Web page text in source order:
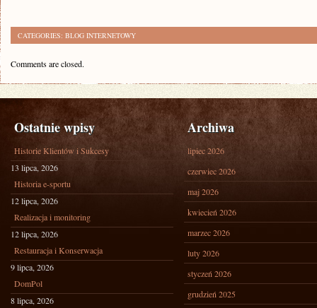
CATEGORIES: BLOG INTERNETOWY
Comments are closed.
Ostatnie wpisy
Historie Klientów i Sukcesy
13 lipca, 2026
Historia e-sportu
12 lipca, 2026
Realizacja i monitoring
12 lipca, 2026
Restauracja i Konserwacja
9 lipca, 2026
DomPol
8 lipca, 2026
Archiwa
lipiec 2026
czerwiec 2026
maj 2026
kwiecień 2026
marzec 2026
luty 2026
styczeń 2026
grudzień 2025